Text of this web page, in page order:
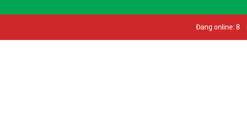
Đang online: 8